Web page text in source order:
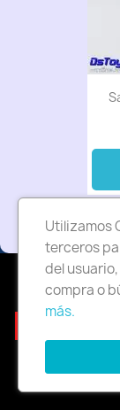
Facebook
Utilizamos
terceros
del
compra o
más.